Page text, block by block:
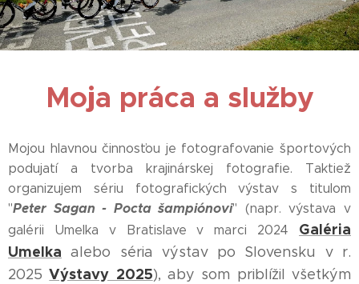
Moja práca a služby
Mojou hlavnou činnosťou je fotografovanie športových
podujatí a tvorba krajinárskej fotografie. Taktiež
organizujem sériu fotografických výstav s titulom
"Peter Sagan - Pocta šampiónovi" (napr. výstava v
galérii Umelka v Bratislave v marci 2024 Galéria
Umelka alebo séria výstav po Slovensku v r.
2025Výstavy 2025), aby som priblížil všetkým